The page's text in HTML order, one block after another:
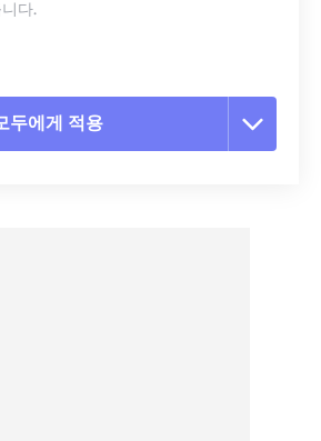
다.
두에게 적용